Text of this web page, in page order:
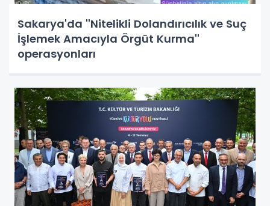
Sakarya'da ''Nitelikli Dolandırıcılık ve Suç
İşlemek Amacıyla Örgüt Kurma''
operasyonları